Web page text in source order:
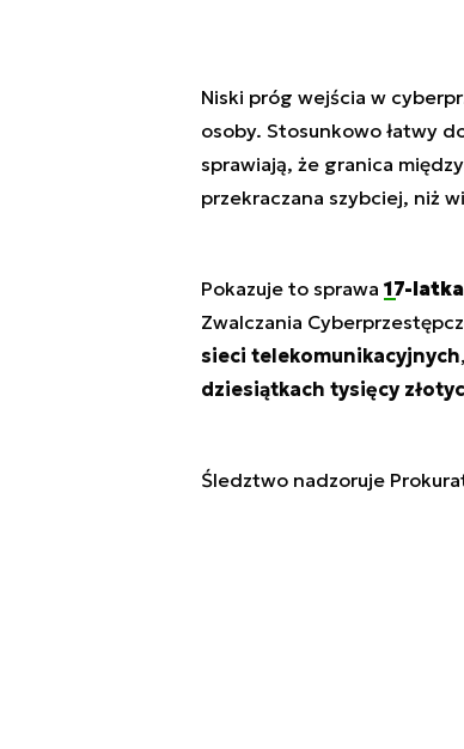
Niski próg wejścia w
osoby. Stosunkowo łatwy
sprawiają, że granica
przekraczana szybciej, niż
Pokazuje to sprawa 17-
Zwalczania
sieci telekomunikacyjnych
dziesiątkach tysięcy
Śledztwo nadzoruje